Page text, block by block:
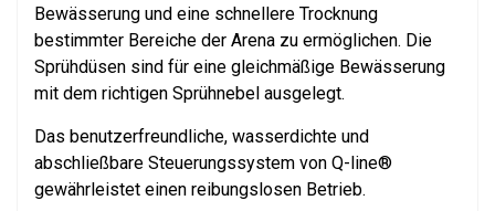
Bewässerung und eine schnellere Trocknung
bestimmter Bereiche der Arena zu ermöglichen. Die
Sprühdüsen sind für eine gleichmäßige Bewässerung
mit dem richtigen Sprühnebel ausgelegt.
Das benutzerfreundliche, wasserdichte und
abschließbare Steuerungssystem von Q-line®
gewährleistet einen reibungslosen Betrieb.